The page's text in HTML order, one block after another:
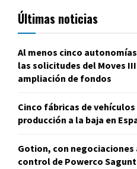
Últimas noticias
Al menos cinco
las solicitudes del Moves III
ampliación de fondos
Cinco fábricas de
producción a la baja en
Gotion, con
control de Powerco